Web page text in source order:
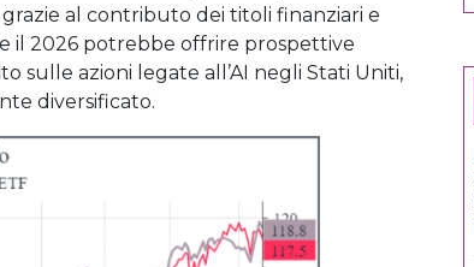
al contributo dei titoli finanziari e
il 2026 potrebbe offrire prospettive
sulle azioni legate all’AI negli Stati Uniti,
diversificato.